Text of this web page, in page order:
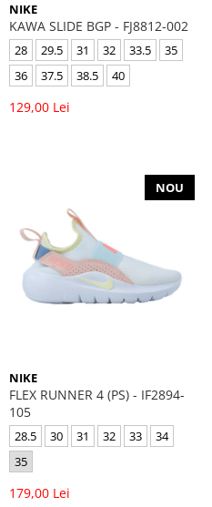
NIKE
KAWA SLIDE BGP - FJ8812-002
28 29.5 31 32 33.5
35
36
37.5 38.5 40
129,00 Lei
NOU
NIKE
FLEX RUNNER 4 (PS) - IF2894-
105
28.5 30 31 32 33
34
35
179,00 Lei